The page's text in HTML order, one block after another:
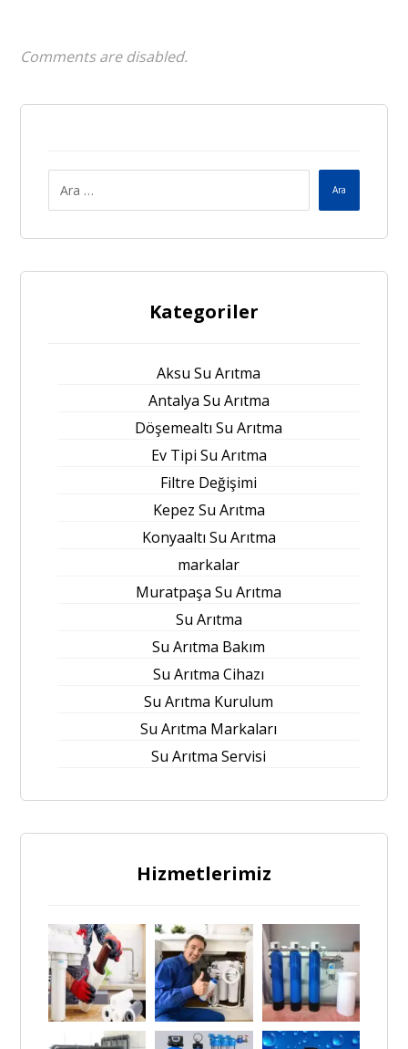
Comments are disabled.
Ara
Kategoriler
Aksu Su Arıtma
Antalya Su Arıtma
Döşemealtı Su Arıtma
Ev Tipi Su Arıtma
Filtre Değişimi
Kepez Su Arıtma
Konyaaltı Su Arıtma
markalar
Muratpaşa Su Arıtma
Su Arıtma
Su Arıtma Bakım
Su Arıtma Cihazı
Su Arıtma Kurulum
Su Arıtma Markaları
Su Arıtma Servisi
Hizmetlerimiz